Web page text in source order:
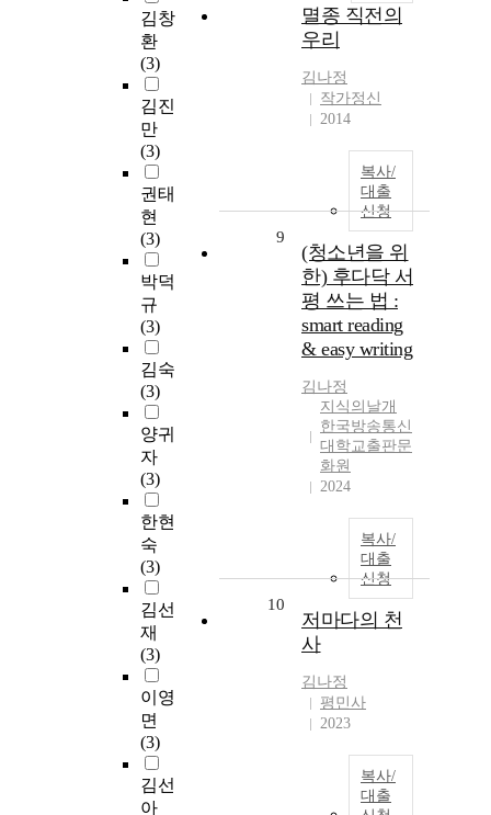
김창
환
(3)
김진
만
(3)
권태
현
(3)
박덕
규
(3)
김숙
(3)
양귀
자
(3)
한현
숙
(3)
김선
재
(3)
이영
면
(3)
김선
아
멸종 직전의
우리
김나정
작가정신
2014
복사/
대출
신청
9
(청소년을 위
한) 후다닥 서
평 쓰는 법 :
smart reading
& easy writing
김나정
지식의날개
한국방송통신
대학교출판문
화원
2024
복사/
대출
신청
10
저마다의 천
사
김나정
평민사
2023
복사/
대출